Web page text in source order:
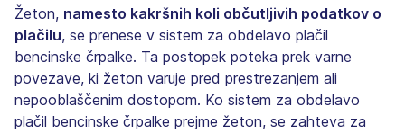
Žeton, namesto kakršnih koli občutljivih podatkov o
plačilu, se prenese v sistem za obdelavo plačil
bencinske črpalke. Ta postopek poteka prek varne
povezave, ki žeton varuje pred prestrezanjem ali
nepooblaščenim dostopom. Ko sistem za obdelavo
plačil bencinske črpalke prejme žeton, se zahteva za